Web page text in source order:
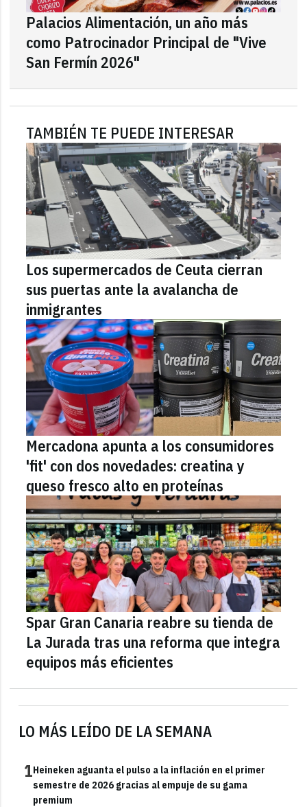
LO MÁS LEÍDO DE LA SEMANA
1Heineken aguanta el pulso a la inflación en el primer
semestre de 2026 gracias al empuje de su gama
premium
Palacios Alimentación, un año más
como Patrocinador Principal de "Vive
San Fermín 2026"
TAMBIÉN TE PUEDE INTERESAR
Los supermercados de Ceuta cierran
sus puertas ante la avalancha de
inmigrantes
Mercadona apunta a los consumidores
'fit' con dos novedades: creatina y
queso fresco alto en proteínas
Spar Gran Canaria reabre su tienda de
La Jurada tras una reforma que integra
equipos más eficientes